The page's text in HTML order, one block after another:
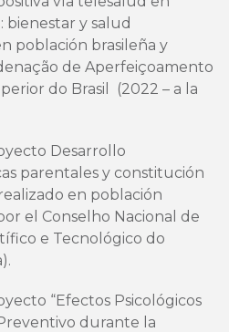
y salud
población brasileña y
de Aperfeiçoamento
do Brasil (2022 – a la
Desarrollo
parentales y constitución
en población
el Conselho Nacional de
e Tecnológico do
“Efectos Psicológicos
durante la